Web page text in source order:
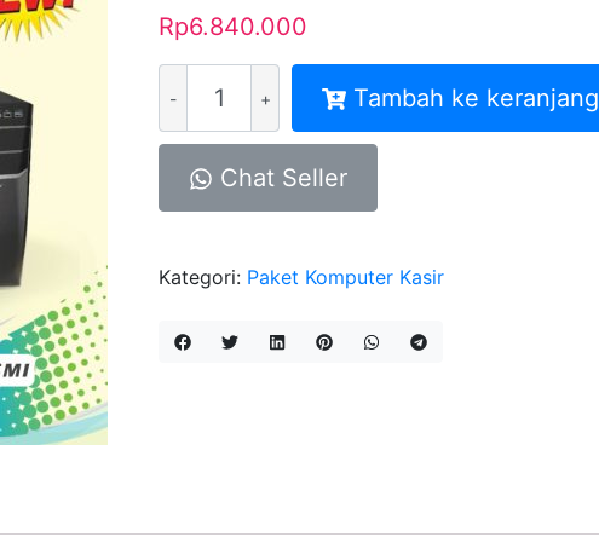
Rp6.840.000
Paket
3
Komputer
&
High
Tambah ke keranjang
Chat Seller
Kategori: Paket Komputer Kasir